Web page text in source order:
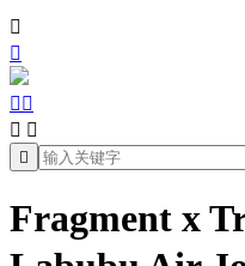


 
 

Fragment x